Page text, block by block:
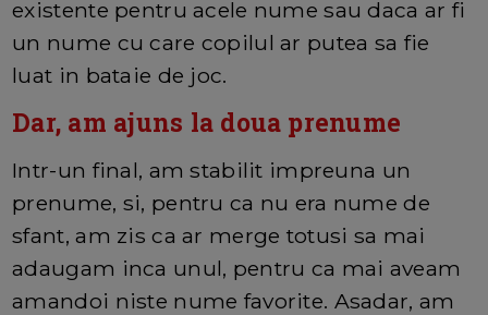
existente pentru acele nume sau daca ar fi
un nume cu care copilul ar putea sa fie
luat in bataie de joc.
Dar, am ajuns la doua prenume
Intr-un final, am stabilit impreuna un
prenume, si, pentru ca nu era nume de
sfant, am zis ca ar merge totusi sa mai
adaugam inca unul, pentru ca mai aveam
amandoi niste nume favorite. Asadar, am